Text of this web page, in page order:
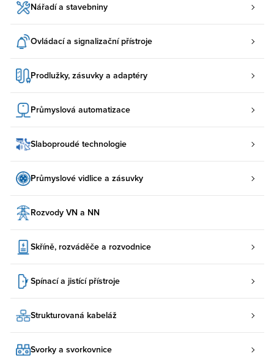
Nářadí a stavebniny
Ovládací a signalizační přístroje
Prodlužky, zásuvky a adaptéry
Průmyslová automatizace
Slaboproudé technologie
Průmyslové vidlice a zásuvky
Rozvody VN a NN
Skříně, rozváděče a rozvodnice
Spínací a jistící přístroje
Strukturovaná kabeláž
Svorky a svorkovnice